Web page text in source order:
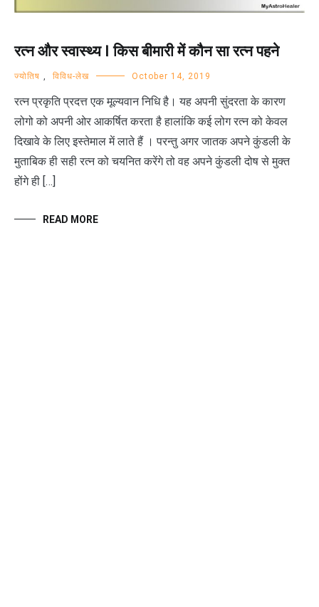
रत्न और स्वास्थ्य | किस बीमारी में कौन सा रत्न पहने
ज्योतिष , विविध-लेख October 14, 2019
रत्न प्रकृति प्रदत्त एक मूल्यवान निधि है। यह अपनी सुंदरता के कारण
लोगो को अपनी ओर आकर्षित करता है हालांकि कई लोग रत्न को केवल
दिखावे के लिए इस्तेमाल में लाते हैं । परन्तु अगर जातक अपने कुंडली के
मुताबिक ही सही रत्न को चयनित करेंगे तो वह अपने कुंडली दोष से मुक्त
होंगे ही […]
READ MORE